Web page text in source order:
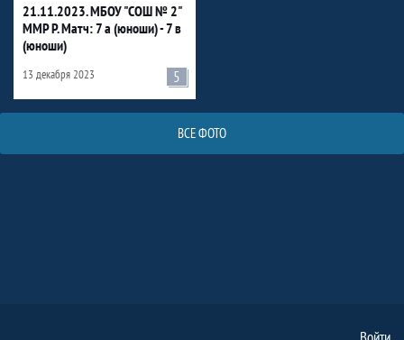
21.11.2023. МБОУ "СОШ № 2"
ММР Р. Матч: 7 а (юноши) - 7 в
(юноши)
13 декабря 2023 5
ВСЕ ФОТО